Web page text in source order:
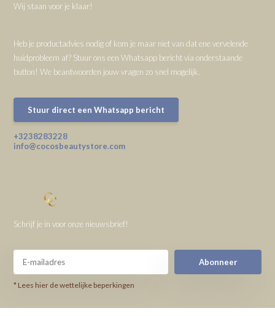
Wij staan voor je klaar!
Heb je productadvies nodig of kom je maar niet van dat ene vervelende
huidprobleem af? Stuur ons een Whatsapp bericht via onderstaande
button! We beantwoorden jouw vragen zo snel mogelijk.
Stuur direct een Whatsapp bericht
+3238283228
info@cocosbeautystore.com
Schrijf je in voor onze nieuwsbrief!
Abonneer
* Lees hier de wettelijke beperkingen